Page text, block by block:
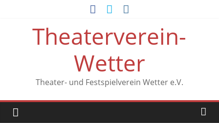
Theaterverein-
Wetter
Theater- und Festspielverein Wetter e.V.